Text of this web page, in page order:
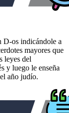
D-os indicándole a
mayores que
leyes del
y luego le enseña
año judío.